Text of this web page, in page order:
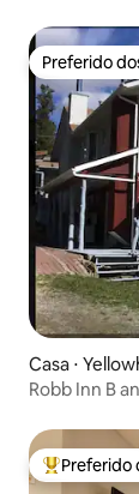
Preferido
Preferido
Casa ⋅
Robb Inn B
Entre os
Preferido